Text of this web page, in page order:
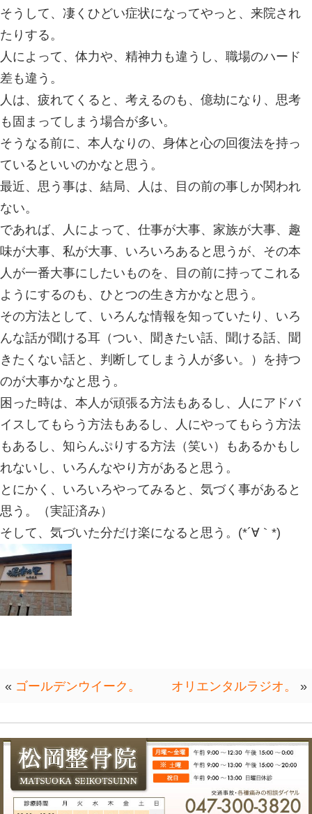
ーメン屋さんで、つけ麺を食べ、船
呂、水風呂、ジャグジーを繰り返し
ると、完全復活する。
他にも、行きつけのスーパー銭湯や
方法もある。
患者さんを観ていて、パソコン系の
トレスの多い職場の方は、身体や心
が多い。
頑張る事を続けていると、それが普
体や心が固まってもそれに気づかな
まう。
そうして、凄くひどい症状になって
たりする。
人によって、体力や、精神力も違う
差も違う。
人は、疲れてくると、考えるのも、
も固まってしまう場合が多い。
そうなる前に、本人なりの、身体と
ているといいのかなと思う。
最近、思う事は、結局、人は、目の
人が一番大事にしたいものを、目の
ようにするのも、ひとつの生き方か
その方法として、いろんな情報を知